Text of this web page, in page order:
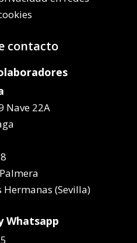
contacto
Nave 22A
Hermanas (Sevilla)
Whatsapp